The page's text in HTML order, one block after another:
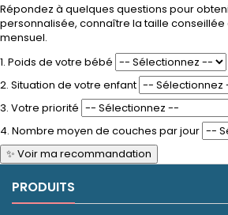
Répondez à quelques questions pour
personnalisée, connaître la taille
mensuel.
1. Poids de votre bébé
2. Situation de votre enfant
3. Votre priorité
4. Nombre moyen de couches par jour
✨ Voir ma recommandation
PRODUITS